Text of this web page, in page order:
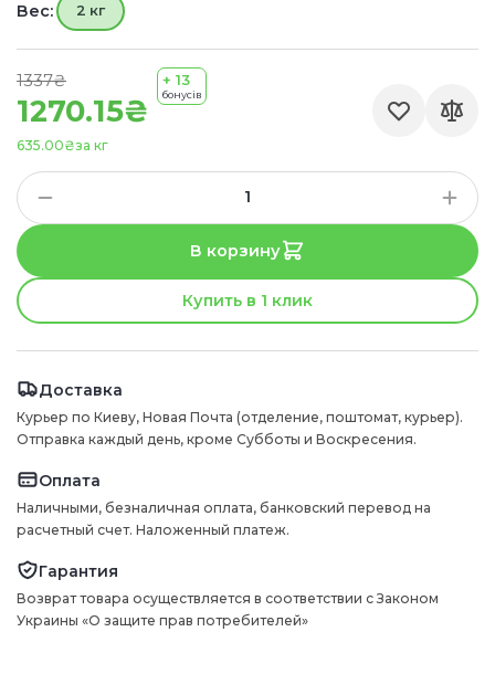
1270.15₴
1337₴
за кг
635.00₴
+ 13
бонусів
Вес: 2 кг
В корзину
Купить в 1 клик
Доставка
Курьер по Киеву, Новая Почта (отделение, поштомат, курьер).
Отправка каждый день, кроме Субботы и Воскресения.
Оплата
Наличными, безналичная оплата, банковский перевод на
расчетный счет. Наложенный платеж.
Гарантия
Возврат товара осуществляется в соответствии с Законом
Украины «О защите прав потребителей»